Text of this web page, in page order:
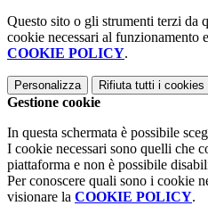
Questo sito o gli strumenti terzi da
cookie necessari al
COOKIE POLICY.
Personalizza Rifiuta tutti i cookies
Gestione cookie
In questa schermata è possibile
I cookie necessari sono quelli che
piattaforma e non è possibile
Per conoscere quali sono i cookie
visionare la COOKIE POLICY.